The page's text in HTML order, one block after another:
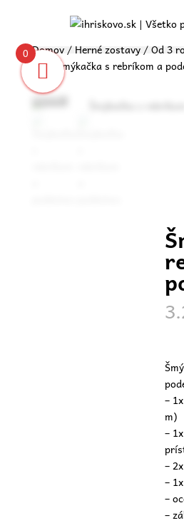
Domov/ Herné zostavy/Od 3
cm/ Šmýkačka s rebríkom a
Certifikovaný
herný prvok
–
m)
–
–
–
–
–
0